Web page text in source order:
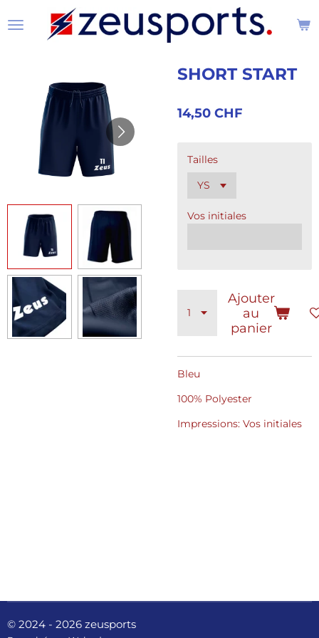
au
SHORT START
14,50 CHF
Tailles
Vos initiales
Ajouter
au
panier
Bleu
100% Polyester
Impressions: Vos initiales
© 2024 - 2026 zeusports